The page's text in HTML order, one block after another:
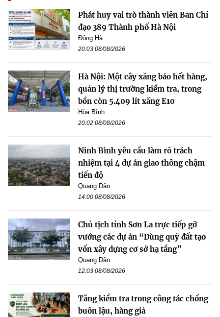
Phát huy vai trò thành viên Ban Chỉ
đạo 389 Thành phố Hà Nội
Đông Hà
20:03 08/08/2026
Hà Nội: Một cây xăng báo hết hàng,
quản lý thị trường kiểm tra, trong
bồn còn 5.409 lít xăng E10
Hòa Bình
20:02 08/08/2026
Ninh Bình yêu cầu làm rõ trách
nhiệm tại 4 dự án giao thông chậm
tiến độ
Quang Dân
14:00 08/08/2026
Chủ tịch tỉnh Sơn La trực tiếp gỡ
vướng các dự án “Dùng quỹ đất tạo
vốn xây dựng cơ sở hạ tầng”
Quang Dân
12:03 08/08/2026
Tăng kiểm tra trong công tác chống
buôn lậu, hàng giả